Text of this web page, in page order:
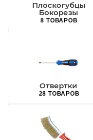
Плоскогубцы
Бокорезы
8 ТОВАРОВ
Отвертки
28 ТОВАРОВ